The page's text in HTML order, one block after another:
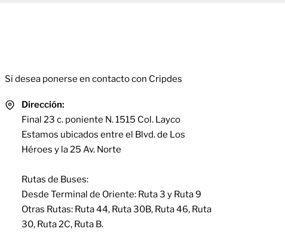
Si desea ponerse en contacto con Cripdes
Dirección:
Final 23 c. poniente N. 1515 Col. Layco
Estamos ubicados entre el Blvd. de Los
Héroes y la 25 Av. Norte
Rutas de Buses:
Desde Terminal de Oriente: Ruta 3 y Ruta 9
Otras Rutas: Ruta 44, Ruta 30B, Ruta 46, Ruta
30, Ruta 2C, Ruta B.